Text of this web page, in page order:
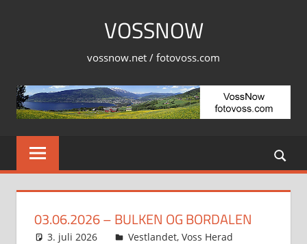
VOSSNOW
vossnow.net / fotovoss.com
03.06.2026 – BULKEN OG BORDALEN
3. juli 2026 Svein
Vestlandet, Voss Herad